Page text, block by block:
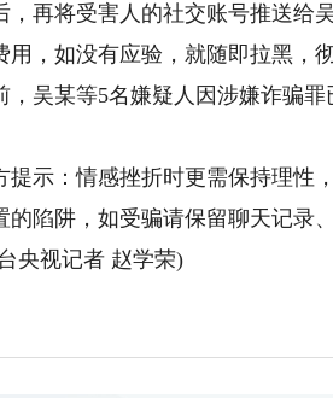
，再将受害人的社交账号推送给
用，如没有应验，就随即拉黑，
某等5名嫌疑人因涉嫌诈骗罪
：情感挫折时更需保持理性，
的陷阱，如受骗请保留聊天记录
视记者 赵学荣)